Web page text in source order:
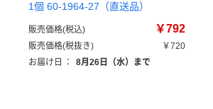
1個 60-1964-27（直送品）
販売価格(税込) ￥792
販売価格(税抜き)
￥720
お届け日
： 8月26日（水）まで